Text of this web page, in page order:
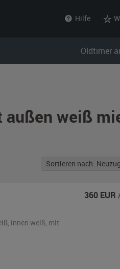
Hilfe
Oldtimer
außen weiß
Sortieren
, innen weiß, mit
360 EUR